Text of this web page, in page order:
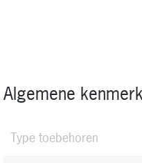
Algemene
Type toebehoren